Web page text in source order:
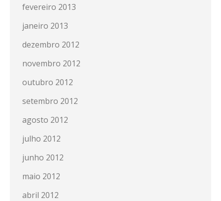
fevereiro 2013
janeiro 2013
dezembro 2012
novembro 2012
outubro 2012
setembro 2012
agosto 2012
julho 2012
junho 2012
maio 2012
abril 2012